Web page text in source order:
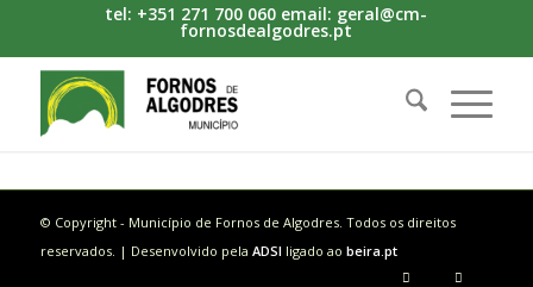
tel: +351 271 700 060 email: geral@cm-
fornosdealgodres.pt
© Copyright - Município de Fornos de Algodres. Todos os direitos
reservados. | Desenvolvido pela ADSI ligado ao beira.pt